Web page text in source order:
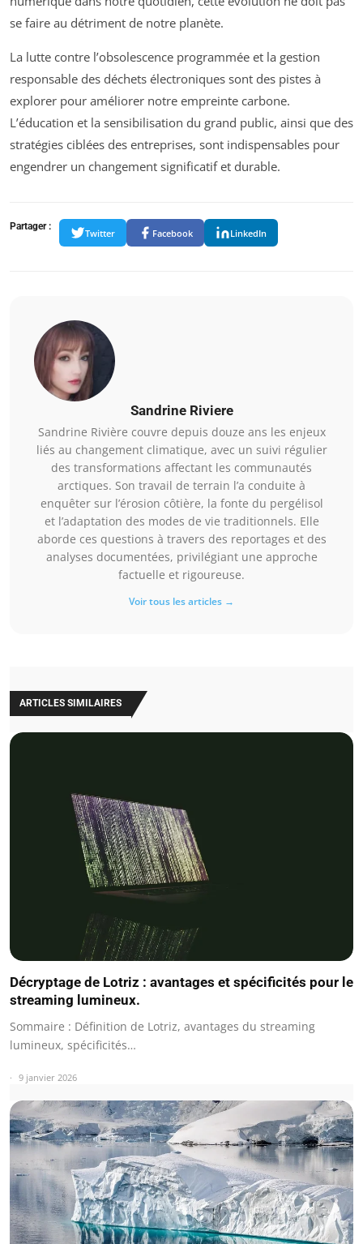
se faire au détriment de notre planète.
La lutte contre l’obsolescence programmée et la gestion
responsable des déchets électroniques sont des pistes à
explorer pour améliorer notre empreinte carbone.
L’éducation et la sensibilisation du grand public, ainsi que des
stratégies ciblées des entreprises, sont indispensables pour
engendrer un changement significatif et durable.
Partager :
Twitter Facebook LinkedIn
Sandrine Riviere
Sandrine Rivière couvre depuis douze ans les enjeux
liés au changement climatique, avec un suivi régulier
des transformations affectant les communautés
arctiques. Son travail de terrain l’a conduite à
enquêter sur l’érosion côtière, la fonte du pergélisol
et l’adaptation des modes de vie traditionnels. Elle
aborde ces questions à travers des reportages et des
analyses documentées, privilégiant une approche
factuelle et rigoureuse.
Voir tous les articles →
ARTICLES SIMILAIRES
Décryptage de Lotriz : avantages et spécificités pour le
streaming lumineux.
Sommaire : Définition de Lotriz, avantages du streaming
lumineux, spécificités…
9 janvier 2026